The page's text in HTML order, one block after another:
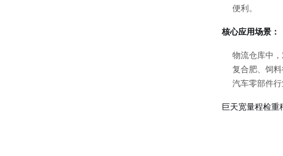
便利。
核心应用场景：
物流仓库中
复合肥、饲料
汽车零部件
巨天宽量程检重